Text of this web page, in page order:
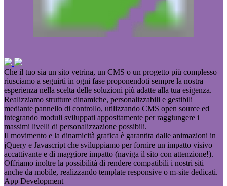
Che il tuo sia un sito vetrina, un CMS o un progetto più complesso
riusciamo a seguirti in ogni fase proponendoti sempre la nostra
esperienza nella scelta delle soluzioni più adatte alla tua esigenza.
Realizziamo strutture dinamiche, personalizzabili e gestibili
mediante pannello di controllo, utilizzando CMS open source ed
integrando moduli sviluppati appositamente per raggiungere i
massimi livelli di personalizzazione possibili.
Il movimento e la dinamicità grafica è garantita dalle animazioni in
jQuery e Javascript che sviluppiamo per fornire un impatto visivo
accattivante e di maggiore impatto (naviga il sito con attenzione!).
Offriamo inoltre la possibilità di rendere compatibili i nostri siti
anche da mobile, realizzando template responsive o m-site dedicati.
App Development